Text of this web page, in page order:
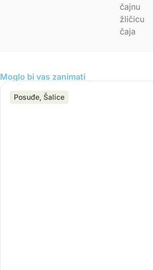
čajnu
žličicu
čaja
Moglo bi vas zanimati
Posuđe, Šalice